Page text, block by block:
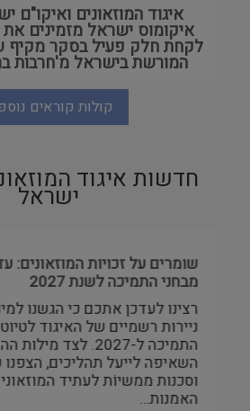
איגוד המוזאונים ואיקו"ם
איקומוס ישראל מזמינים את
לקחת חלק פעיל בסקר מקיף
המורשת בישראל מ'חרבות
קולות קוראים
חדשות איגוד
ישראל
שומרים על זכויות המוזאונים:
מבחני התמיכה לשנת 2027
רצינו לעדכן אתכם כי הגשנו
ניירות רשמיים של האיגוד
התמיכה ל-2027. לצד
השאיפה לייעל תהליכים, הצפנו
וסכנות ממשיוֹת לעתיד
האמנות…